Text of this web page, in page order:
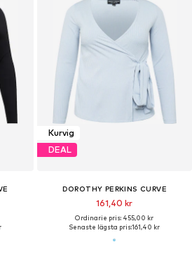
Kurvig
DEAL
DOROTHY PERKINS CURVE
161,40 kr
Ordinarie pris: 455,00 kr
Senaste lägsta pris:161,40 kr